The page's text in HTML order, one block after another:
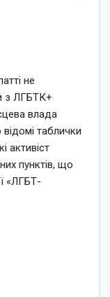
не
з ЛГБТК+
влада
таблички
активіст
пунктів, що
«ЛГБТ-